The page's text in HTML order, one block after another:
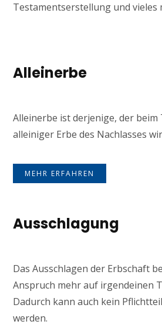
Testamentserstellung und vieles
Alleinerbe
Alleinerbe ist derjenige, der beim
alleiniger Erbe des Nachlasses
MEHR ERFAHREN
Ausschlagung
Das Ausschlagen der Erbschaft
Anspruch mehr auf irgendeinen
Dadurch kann auch kein
werden.